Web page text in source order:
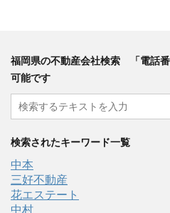
福岡県の不動産会社検索 「電話
可能です
検索されたキーワード一覧
中本
三好不動産
花エステート
中村